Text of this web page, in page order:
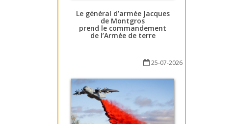
Le général d’armée Jacques
de Montgros
prend le commandement
de l’Armée de terre
25-07-2026